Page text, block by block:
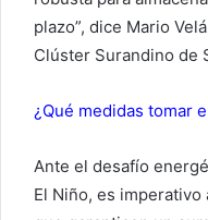
plazo”, dice Mario
Clúster Surandino de
¿Qué medidas tomar
Ante el desafío
El Niño, es